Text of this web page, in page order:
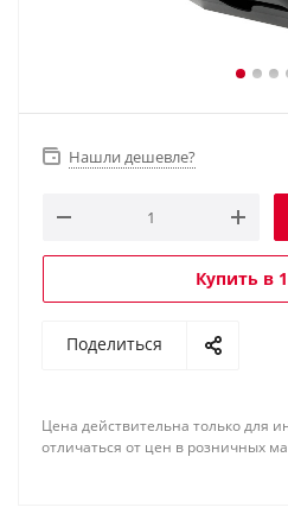
Нашли дешевле?
Купить в
Поделиться
Цена действительна только для
отличаться от цен в розничных